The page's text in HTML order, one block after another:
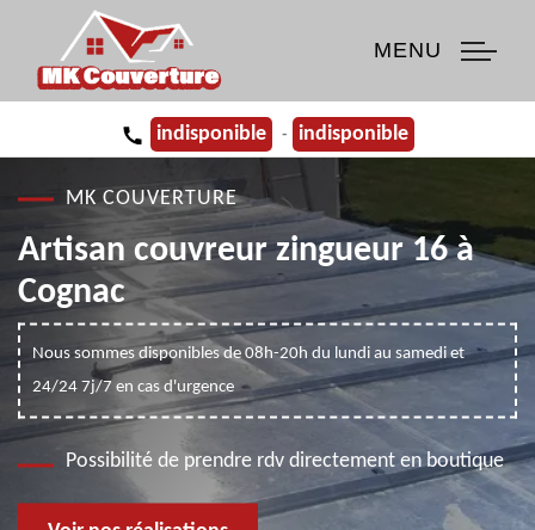
MENU
indisponible - indisponible
MK COUVERTURE
Artisan couvreur zingueur 16 à
Cognac
Nous sommes disponibles de 08h-20h du lundi au samedi et
24/24 7j/7 en cas d'urgence
Possibilité de prendre rdv directement en boutique